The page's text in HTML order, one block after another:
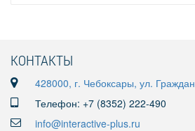
КОНТАКТЫ
428000, г. Чебоксары, ул.
Телефон: +7 (8352) 222-490
info@interactive-plus.ru